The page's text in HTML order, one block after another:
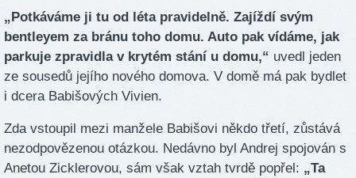
„Potkáváme ji tu od léta pravidelně. Zajíždí svým
bentleyem za bránu toho domu. Auto pak vídáme, jak
parkuje zpravidla v krytém stání u domu,“ uvedl jeden
ze sousedů jejího nového domova. V domě má pak bydlet
i dcera Babišových Vivien.
Zda vstoupil mezi manžele Babišovi někdo třetí, zůstává
nezodpovězenou otázkou. Nedávno byl Andrej spojován s
Anetou Zicklerovou, sám však vztah tvrdě popřel: „Ta